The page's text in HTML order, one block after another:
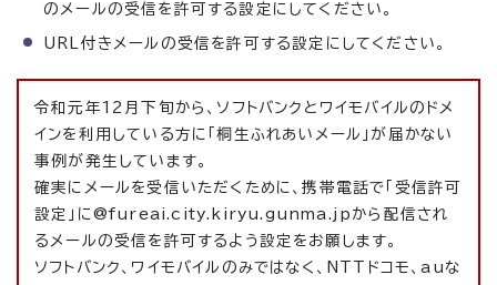
のメールの受信を許可する設定にしてください。
URL付きメールの受信を許可する設定にしてください。
令和元年12月下旬から、ソフトバンクとワイモバイルのドメ
インを利用している方に「桐生ふれあいメール」が届かない
事例が発生しています。
確実にメールを受信いただくために、携帯電話で「受信許可
設定」に@fureai.city.kiryu.gunma.jpから配信され
るメールの受信を許可するよう設定をお願します。
ソフトバンク、ワイモバイルのみではなく、NTTドコモ、auな